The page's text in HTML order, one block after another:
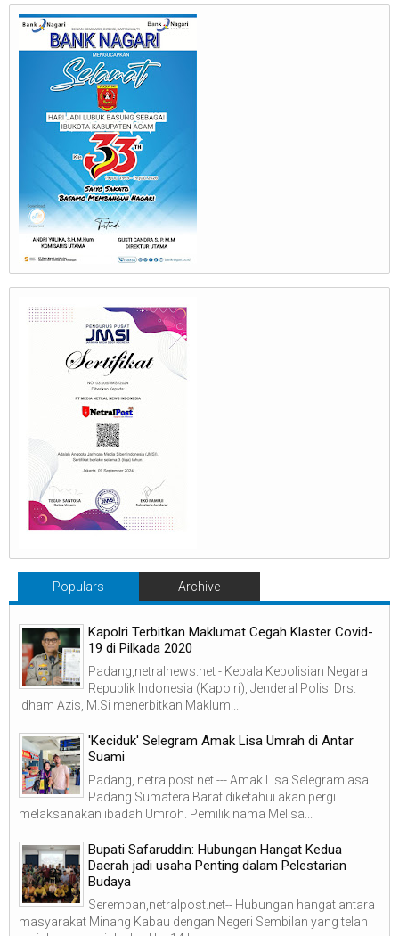
Populars Archive
Kapolri Terbitkan Maklumat Cegah Klaster Covid-
19 di Pilkada 2020
Padang,netralnews.net - Kepala Kepolisian Negara
Republik Indonesia (Kapolri), Jenderal Polisi Drs.
Idham Azis, M.Si menerbitkan Maklum...
'Keciduk' Selegram Amak Lisa Umrah di Antar
Suami
Padang, netralpost.net --- Amak Lisa Selegram asal
Padang Sumatera Barat diketahui akan pergi
melaksanakan ibadah Umroh. Pemilik nama Melisa...
Bupati Safaruddin: Hubungan Hangat Kedua
Daerah jadi usaha Penting dalam Pelestarian
Budaya
Seremban,netralpost.net-- Hubungan hangat antara
masyarakat Minang Kabau dengan Negeri Sembilan yang telah